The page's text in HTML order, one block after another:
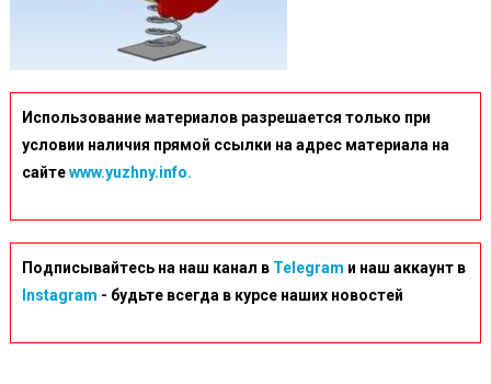
Использование материалов разрешается только при
условии наличия прямой ссылки на адрес материала на
сайтеwww.yuzhny.info.
Подписывайтесь на наш канал в Telegram и наш аккаунт в
Instagram - будьте всегда в курсе наших новостей